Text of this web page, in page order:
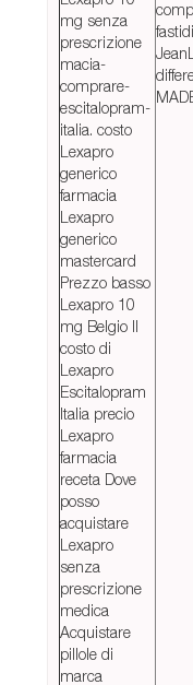
mg senza
prescrizione
macia-
comprare-
escitalopram-
italia. costo
Lexapro
generico
farmacia
Lexapro
generico
mastercard
Prezzo basso
Lexapro 10
mg Belgio Il
costo di
Lexapro
Escitalopram
Italia precio
Lexapro
farmacia
receta Dove
posso
acquistare
Lexapro
senza
prescrizione
medica
Acquistare
pillole di
marca